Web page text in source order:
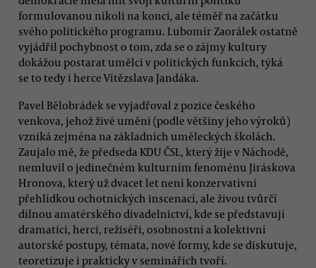
formulovanou nikoli na konci, ale téměř na začátku
svého politického programu. Lubomír Zaorálek ostatně
vyjádřil pochybnost o tom, zda se o zájmy kultury
dokážou postarat umělci v politických funkcích, týká
se to tedy i herce Vítězslava Jandáka.
Pavel Bělobrádek se vyjadřoval z pozice českého
venkova, jehož živé umění (podle většiny jeho výroků)
vzniká zejména na základních uměleckých školách.
Zaujalo mě, že předseda KDU ČSL, který žije v Náchodě,
nemluvil o jedinečném kulturním fenoménu Jiráskova
Hronova, který už dvacet let není konzervativní
přehlídkou ochotnických inscenací, ale živou tvůrčí
dílnou amatérského divadelnictví, kde se představují
dramatici, herci, režiséři, osobnostní a kolektivní
autorské postupy, témata, nové formy, kde se diskutuje,
teoretizuje i prakticky v seminářích tvoří.